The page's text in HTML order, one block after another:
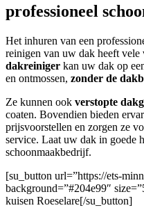
professioneel
Het inhuren van een
reinigen van uw dak heeft vele
dakreiniger kan uw dak op
en ontmossen, zonder de
Ze kunnen ook verstopte
coaten. Bovendien bieden
prijsvoorstellen en zorgen ze
service. Laat uw dak in goede
schoonmaakbedrijf.
[su_button url=”https://ets-
background=”#204e99″
kuisen Roeselare[/su_button]